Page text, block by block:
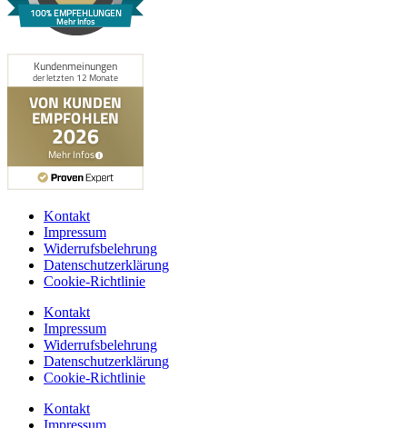
100% EMPFEHLUNGEN
Mehr Infos
Kontakt
Impressum
Widerrufsbelehrung
Datenschutzerklärung
Cookie-Richtlinie
Kontakt
Impressum
Widerrufsbelehrung
Datenschutzerklärung
Cookie-Richtlinie
Kontakt
Impressum